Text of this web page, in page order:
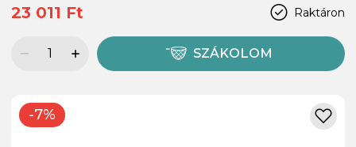
Raktáron
23 011 Ft
SZÁKOLOM
-7%